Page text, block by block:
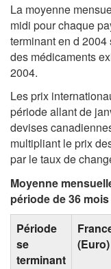
La moyenne
midi pour chaque
terminant en d
des médicaments
2004.
Les prix
période allant de
devises
multipliant le prix
par le taux de
Moyenne
période de 36
Période
se
terminant
(Euro)